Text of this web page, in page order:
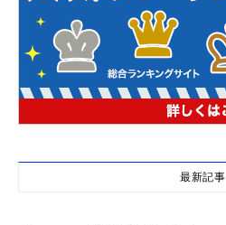
最新記事